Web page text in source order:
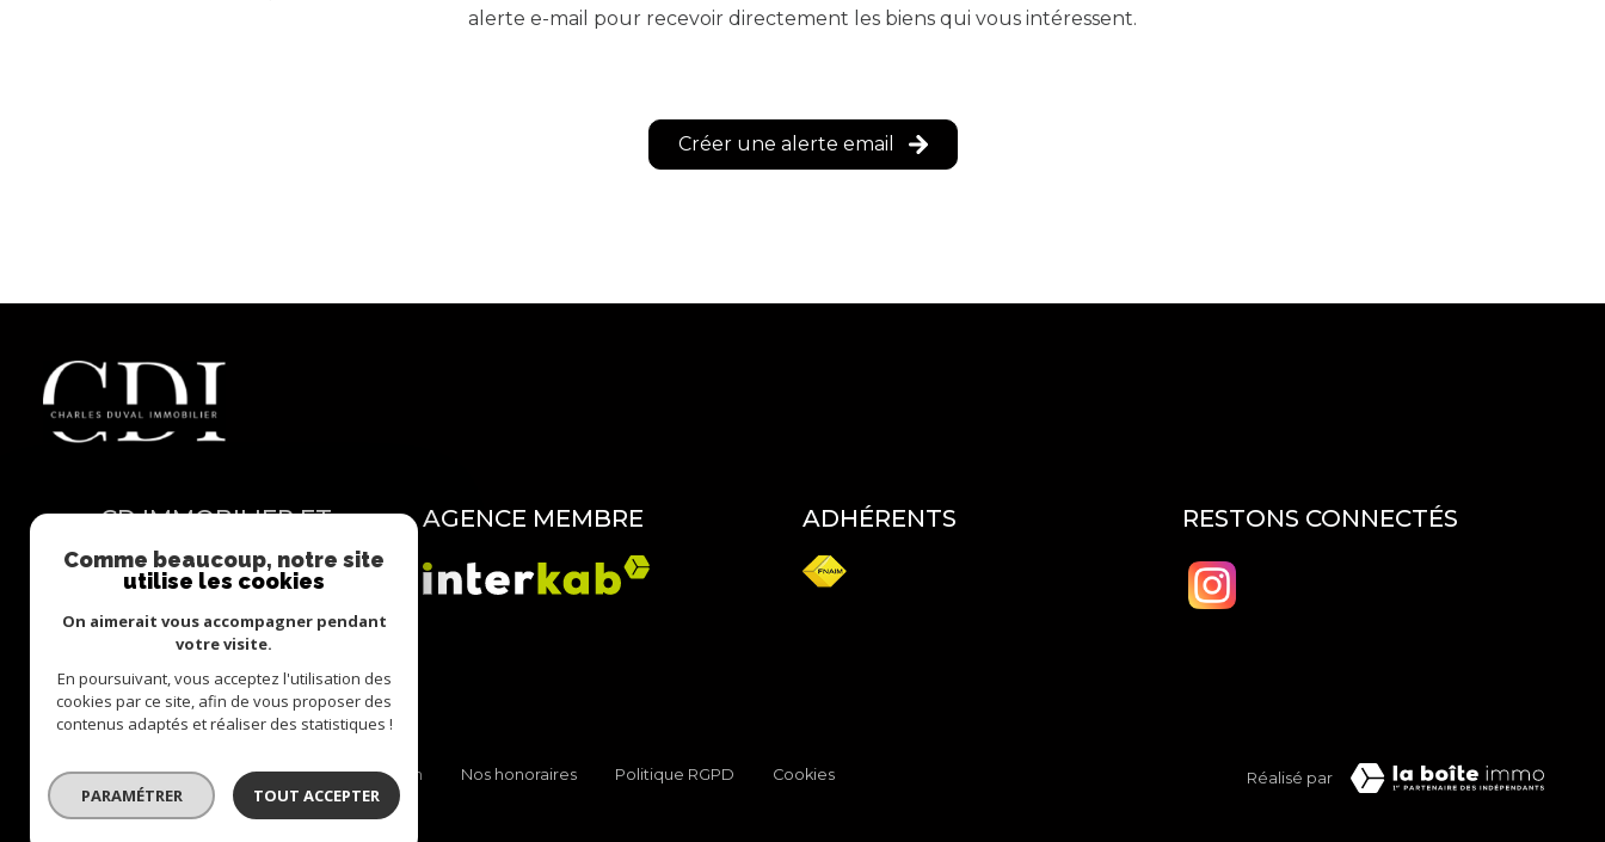
alerte e-mail pour recevoir directement les biens qui vous intéressent.
Créer une alerte email
CD IMMOBILIER ET
CONSEILS
cd.immobilier.conseils@gmail.com
76240 Belbeuf
AGENCE MEMBRE ADHÉRENTS RESTONS CONNECTÉS
Nos partenaires Mentions légales Admin Nos honoraires Politique RGPD Cookies
© 2026 | Tous droits réservés
Réalisé par
Comme beaucoup, notre site
utilise les cookies
On aimerait vous accompagner pendant
votre visite.
En poursuivant, vous acceptez l'utilisation des
cookies par ce site, afin de vous proposer des
contenus adaptés et réaliser des statistiques !
PARAMÉTRER TOUT ACCEPTER